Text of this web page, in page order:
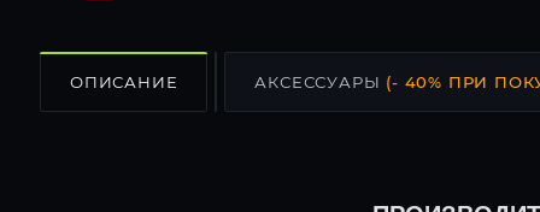
ОПИСАНИЕ АКСЕССУАРЫ (- 40% ПРИ